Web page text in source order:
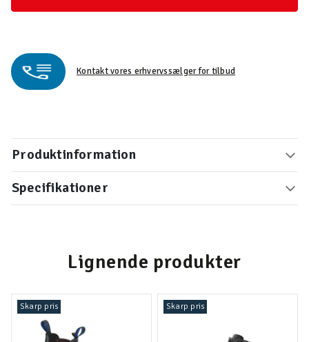
Kontakt vores erhvervssælger for tilbud
Produktinformation
Specifikationer
Lignende produkter
Skarp pris Skarp pris